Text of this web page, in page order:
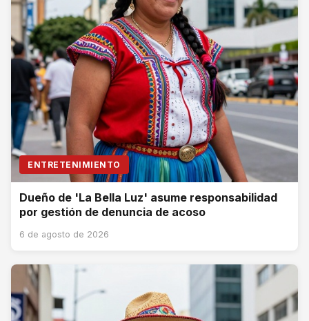
ENTRETENIMIENTO
Dueño de 'La Bella Luz' asume responsabilidad
por gestión de denuncia de acoso
6 de agosto de 2026